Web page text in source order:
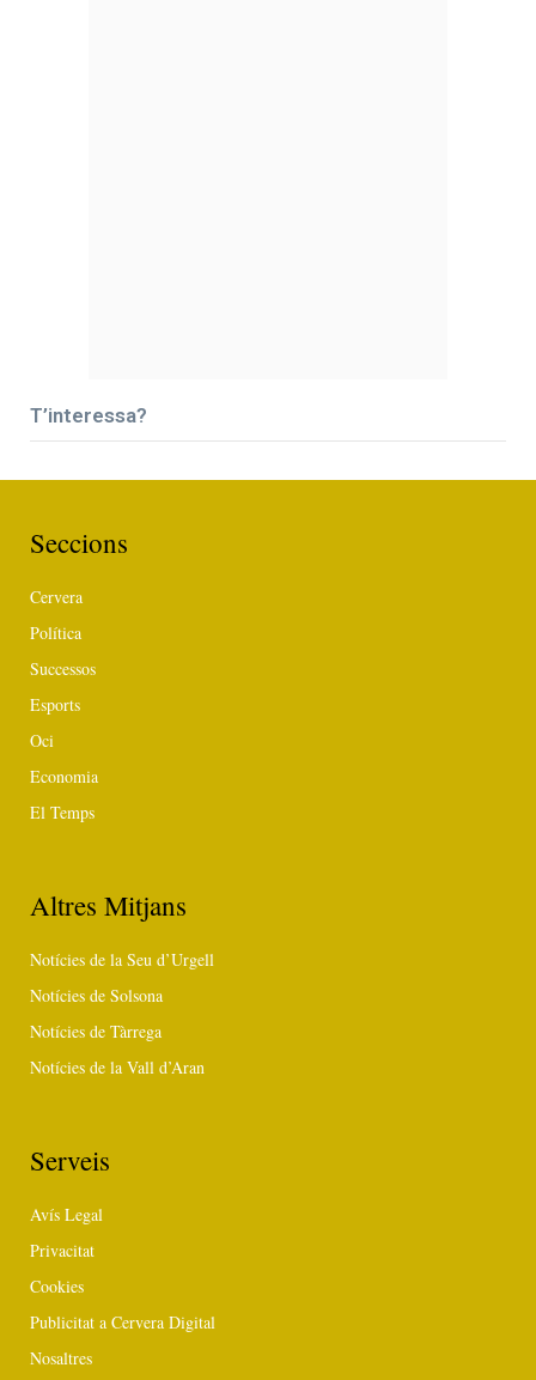
T’interessa?
Seccions
Cervera
Política
Successos
Esports
Oci
Economia
El Temps
Altres Mitjans
Notícies de la Seu d’Urgell
Notícies de Solsona
Notícies de Tàrrega
Notícies de la Vall d’Aran
Serveis
Avís Legal
Privacitat
Cookies
Publicitat a Cervera Digital
Nosaltres